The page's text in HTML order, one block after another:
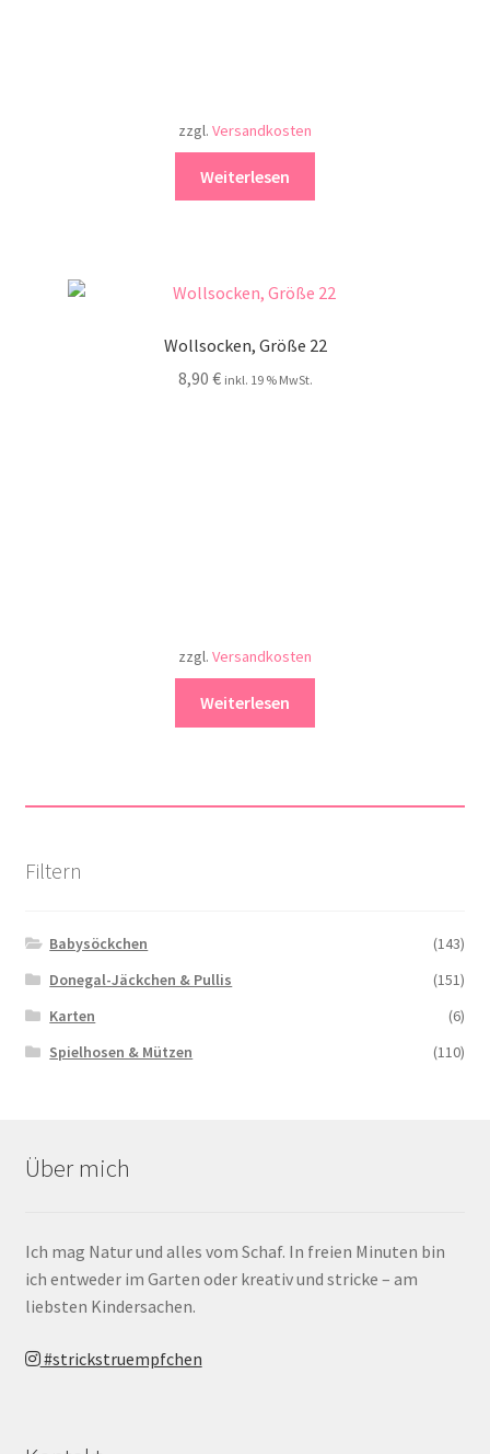
zzgl. Versandkosten
Weiterlesen
Wollsocken, Größe 22
8,90 € inkl. 19 % MwSt.
zzgl. Versandkosten
Weiterlesen
Filtern
Babysöckchen
(143)
Donegal-Jäckchen & Pullis
(151)
Karten
(6)
Spielhosen & Mützen
(110)
Über mich
Ich mag Natur und alles vom Schaf. In freien Minuten bin
ich entweder im Garten oder kreativ und stricke – am
liebsten Kindersachen.
#strickstruempfchen